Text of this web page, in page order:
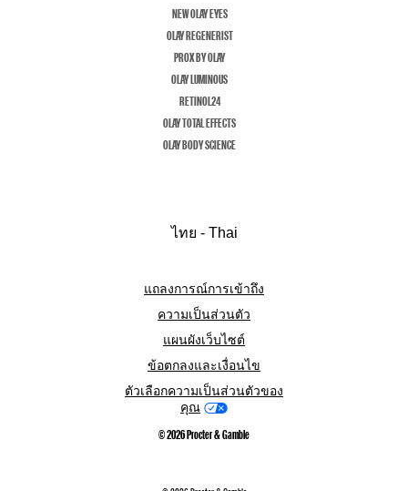
NEW OLAY EYES
OLAY REGENERIST
PROX BY OLAY
OLAY LUMINOUS
RETINOL24
OLAY TOTAL EFFECTS
OLAY BODY SCIENCE
ไทย - Thai
แถลงการณ์การเข้าถึง
ความเป็นส่วนตัว
แผนผังเว็บไซต์
ข้อตกลงและเงื่อนไข
ตัวเลือกความเป็นส่วนตัวของ
คุณ
©2026Procter & Gamble